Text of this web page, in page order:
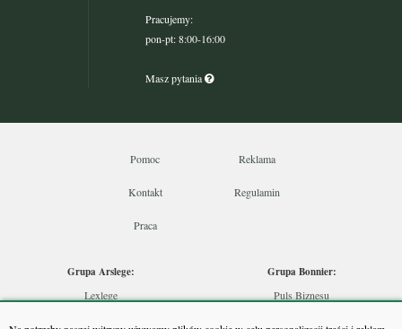
Pracujemy:
pon-pt: 8:00-16:00
Masz pytania
Pomoc Reklama
Kontakt Regulamin
Praca
Grupa Arslege:
Lexlege
Grupa Bonnier:
Puls Biznesu